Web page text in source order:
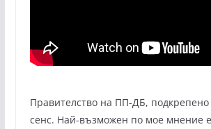
Правителство на ПП-ДБ, подкрепено
сенс. Най-възможен по мое мнение